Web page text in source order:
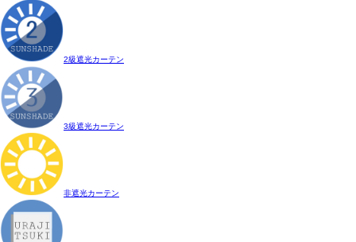
2級遮光カーテン
3級遮光カーテン
非遮光カーテン